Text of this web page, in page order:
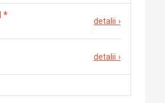
*
detalii ›
detalii ›